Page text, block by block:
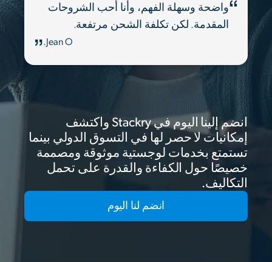
واضحة وسهلة الفهم، وأنا أحب الشروحات
المقدمة. لكن تكلفة الشحن مرتفعة.
Jean O.
انضم إلينا اليوم في Stackry واكتشف
إمكانيات لا حصر لها في التسوق الدولي بينما
تستمتع بخدمات لوجستية موثوقة ومصممة
خصيصًا حول الكفاءة والقدرة على تحمل
التكاليف.
انضم لنا اليوم